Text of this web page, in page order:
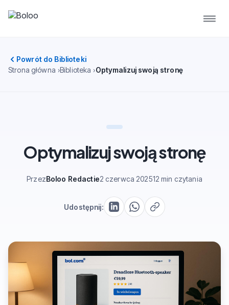
Powrót do Biblioteki
Strona główna Biblioteka Optymalizuj swoją stronę
Optymalizuj swoją stronę
PrzezBoloo Redactie2 czerwca 202512 min czytania
Udostępnij: